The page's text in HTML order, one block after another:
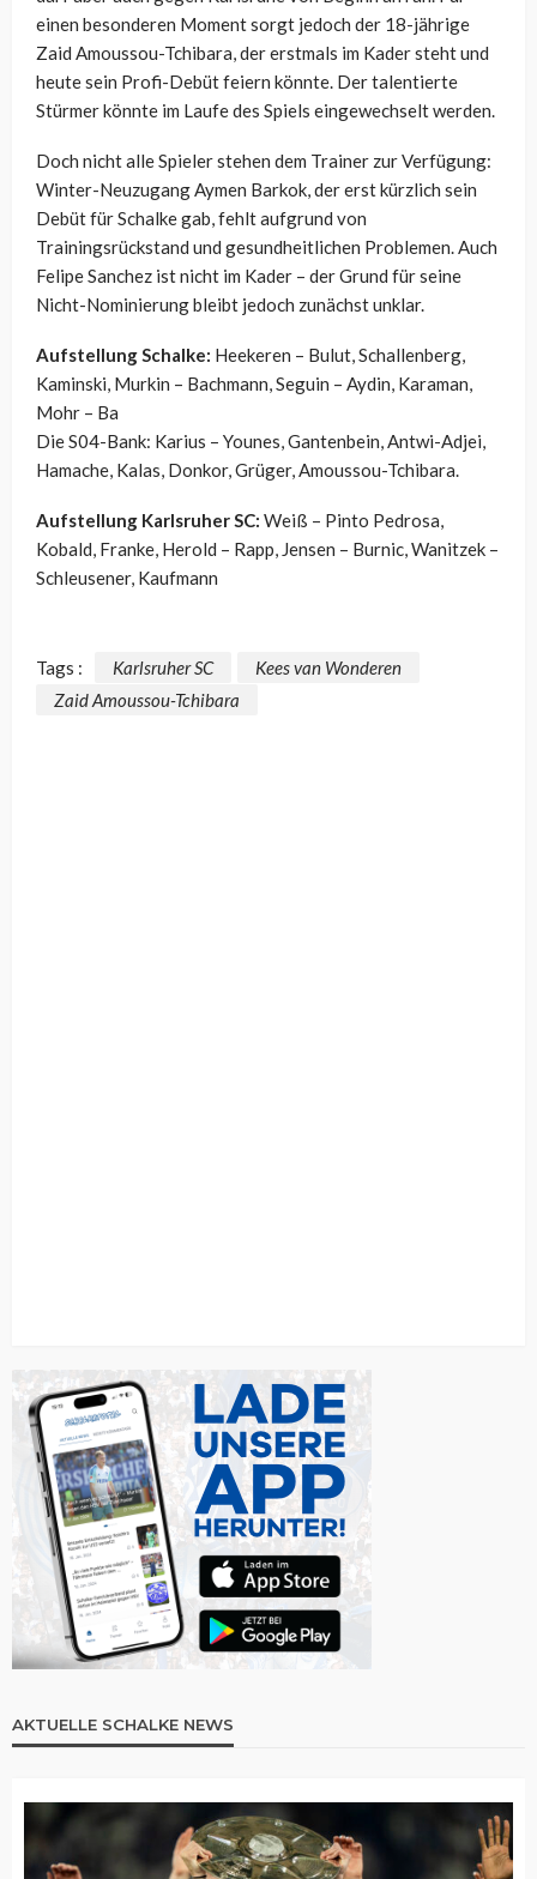
einen besonderen Moment sorgt jedoch der 18-jährige
Zaid Amoussou-Tchibara, der erstmals im Kader steht und
heute sein Profi-Debüt feiern könnte. Der talentierte
Stürmer könnte im Laufe des Spiels eingewechselt werden.
Doch nicht alle Spieler stehen dem Trainer zur Verfügung:
Winter-Neuzugang Aymen Barkok, der erst kürzlich sein
Debüt für Schalke gab, fehlt aufgrund von
Trainingsrückstand und gesundheitlichen Problemen. Auch
Felipe Sanchez ist nicht im Kader – der Grund für seine
Nicht-Nominierung bleibt jedoch zunächst unklar.
Aufstellung Schalke: Heekeren – Bulut, Schallenberg,
Kaminski, Murkin – Bachmann, Seguin – Aydin, Karaman,
Mohr – Ba
Die S04-Bank: Karius – Younes, Gantenbein, Antwi-Adjei,
Hamache, Kalas, Donkor, Grüger, Amoussou-Tchibara.
Aufstellung Karlsruher SC: Weiß – Pinto Pedrosa,
Kobald, Franke, Herold – Rapp, Jensen – Burnic, Wanitzek –
Schleusener, Kaufmann
Tags : Karlsruher SC
Kees van Wonderen
Zaid Amoussou-Tchibara
AKTUELLE SCHALKE NEWS